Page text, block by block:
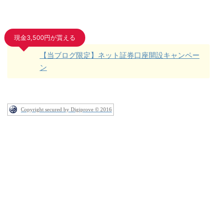
現金3,500円が貰える
【当ブログ限定】ネット証券口座開設キャンペー
ン
Copyright secured by Digiprove © 2016